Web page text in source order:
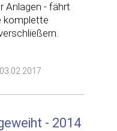
Anlagen - fährt
komplette
- 2014